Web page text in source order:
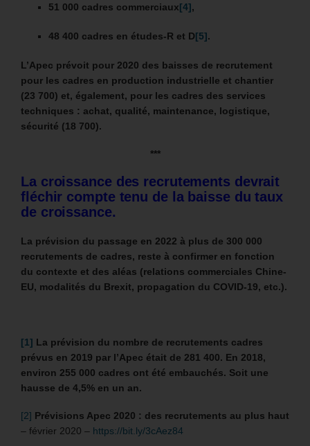
51 000 cadres commerciaux[4],
48 400 cadres en études-R et D[5].
L’Apec prévoit pour 2020 des baisses de recrutement
pour les cadres en production industrielle et chantier
(23 700) et, également, pour les cadres des services
techniques : achat, qualité, maintenance, logistique,
sécurité (18 700).
***
La croissance des recrutements devrait
fléchir compte tenu de la baisse du taux
de croissance.
La prévision du passage en 2022 à plus de 300 000
recrutements de cadres, reste à confirmer en fonction
du contexte et des aléas (relations commerciales Chine-
EU, modalités du Brexit, propagation du COVID-19, etc.).
[1] La prévision du nombre de recrutements cadres
prévus en 2019 par l’Apec était de 281 400. En 2018,
environ 255 000 cadres ont été embauchés. Soit une
hausse de 4,5% en un an.
[2] Prévisions Apec 2020 : des recrutements au plus haut
– février 2020 – https://bit.ly/3cAez84